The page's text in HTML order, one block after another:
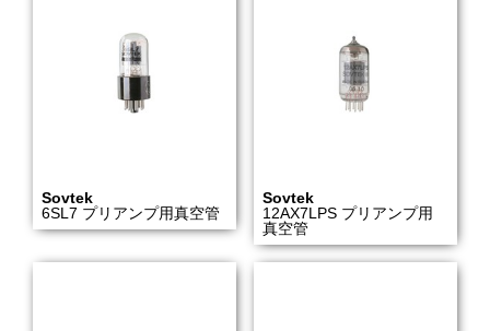
Sovtek
6SL7 プリアンプ用真空管
Sovtek
12AX7LPS プリアンプ用
真空管